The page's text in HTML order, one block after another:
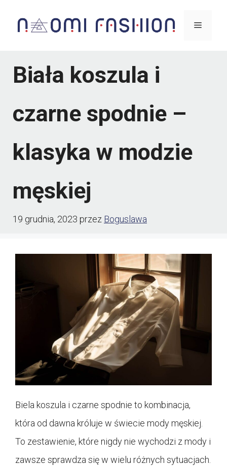
Menu
Biała koszula i
czarne spodnie –
klasyka w modzie
męskiej
19 grudnia, 2023 przez Boguslawa
Biela koszula i czarne spodnie to kombinacja,
która od dawna króluje w świecie mody męskiej.
To zestawienie, które nigdy nie wychodzi z mody i
zawsze sprawdza się w wielu różnych sytuacjach.